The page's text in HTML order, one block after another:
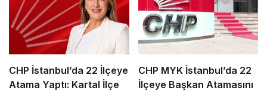
CHP İstanbul’da 22 İlçeye
Atama Yaptı: Kartal İlçe
CHP MYK İstanbul’da 22
İlçeye Başkan Atamasını